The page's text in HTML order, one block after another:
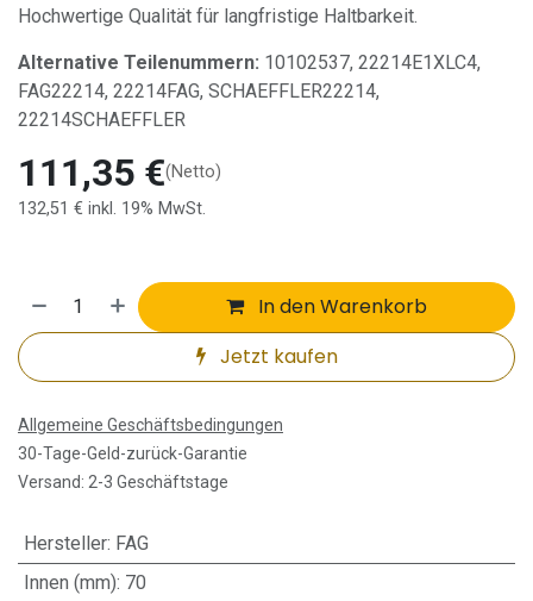
Hochwertige Qualität für langfristige Haltbarkeit.
Alternative Teilenummern: 10102537, 22214E1XLC4,
FAG22214, 22214FAG, SCHAEFFLER22214,
22214SCHAEFFLER
111,35 €(Netto)
132,51 € inkl. 19% MwSt.
In den Warenkorb
Jetzt kaufen
Allgemeine Geschäftsbedingungen
30-Tage-Geld-zurück-Garantie
Versand: 2-3 Geschäftstage
Hersteller: FAG
Innen (mm): 70